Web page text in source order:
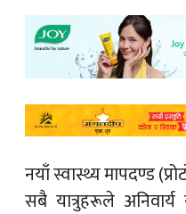
नयाँ स्वास्थ्य मापदण्ड
सबै यात्रुहरूले